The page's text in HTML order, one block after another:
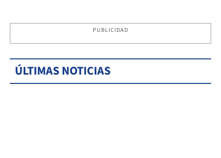
PUBLICIDAD
ÚLTIMAS NOTICIAS